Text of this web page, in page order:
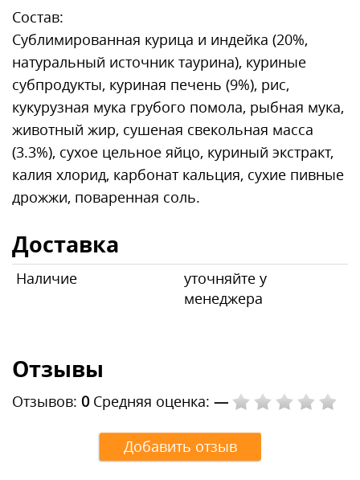
Состав:
Сублимированная курица и индейка (20%,
натуральный источник таурина), куриные
субпродукты, куриная печень (9%), рис,
кукурузная мука грубого помола, рыбная мука,
животный жир, сушеная свекольная масса
(3.3%), сухое цельное яйцо, куриный экстракт,
калия хлорид, карбонат кальция, сухие пивные
дрожжи, поваренная соль.
Доставка
Наличие
уточняйте у
менеджера
Отзывы
Отзывов: 0 Средняя оценка: —
Добавить отзыв